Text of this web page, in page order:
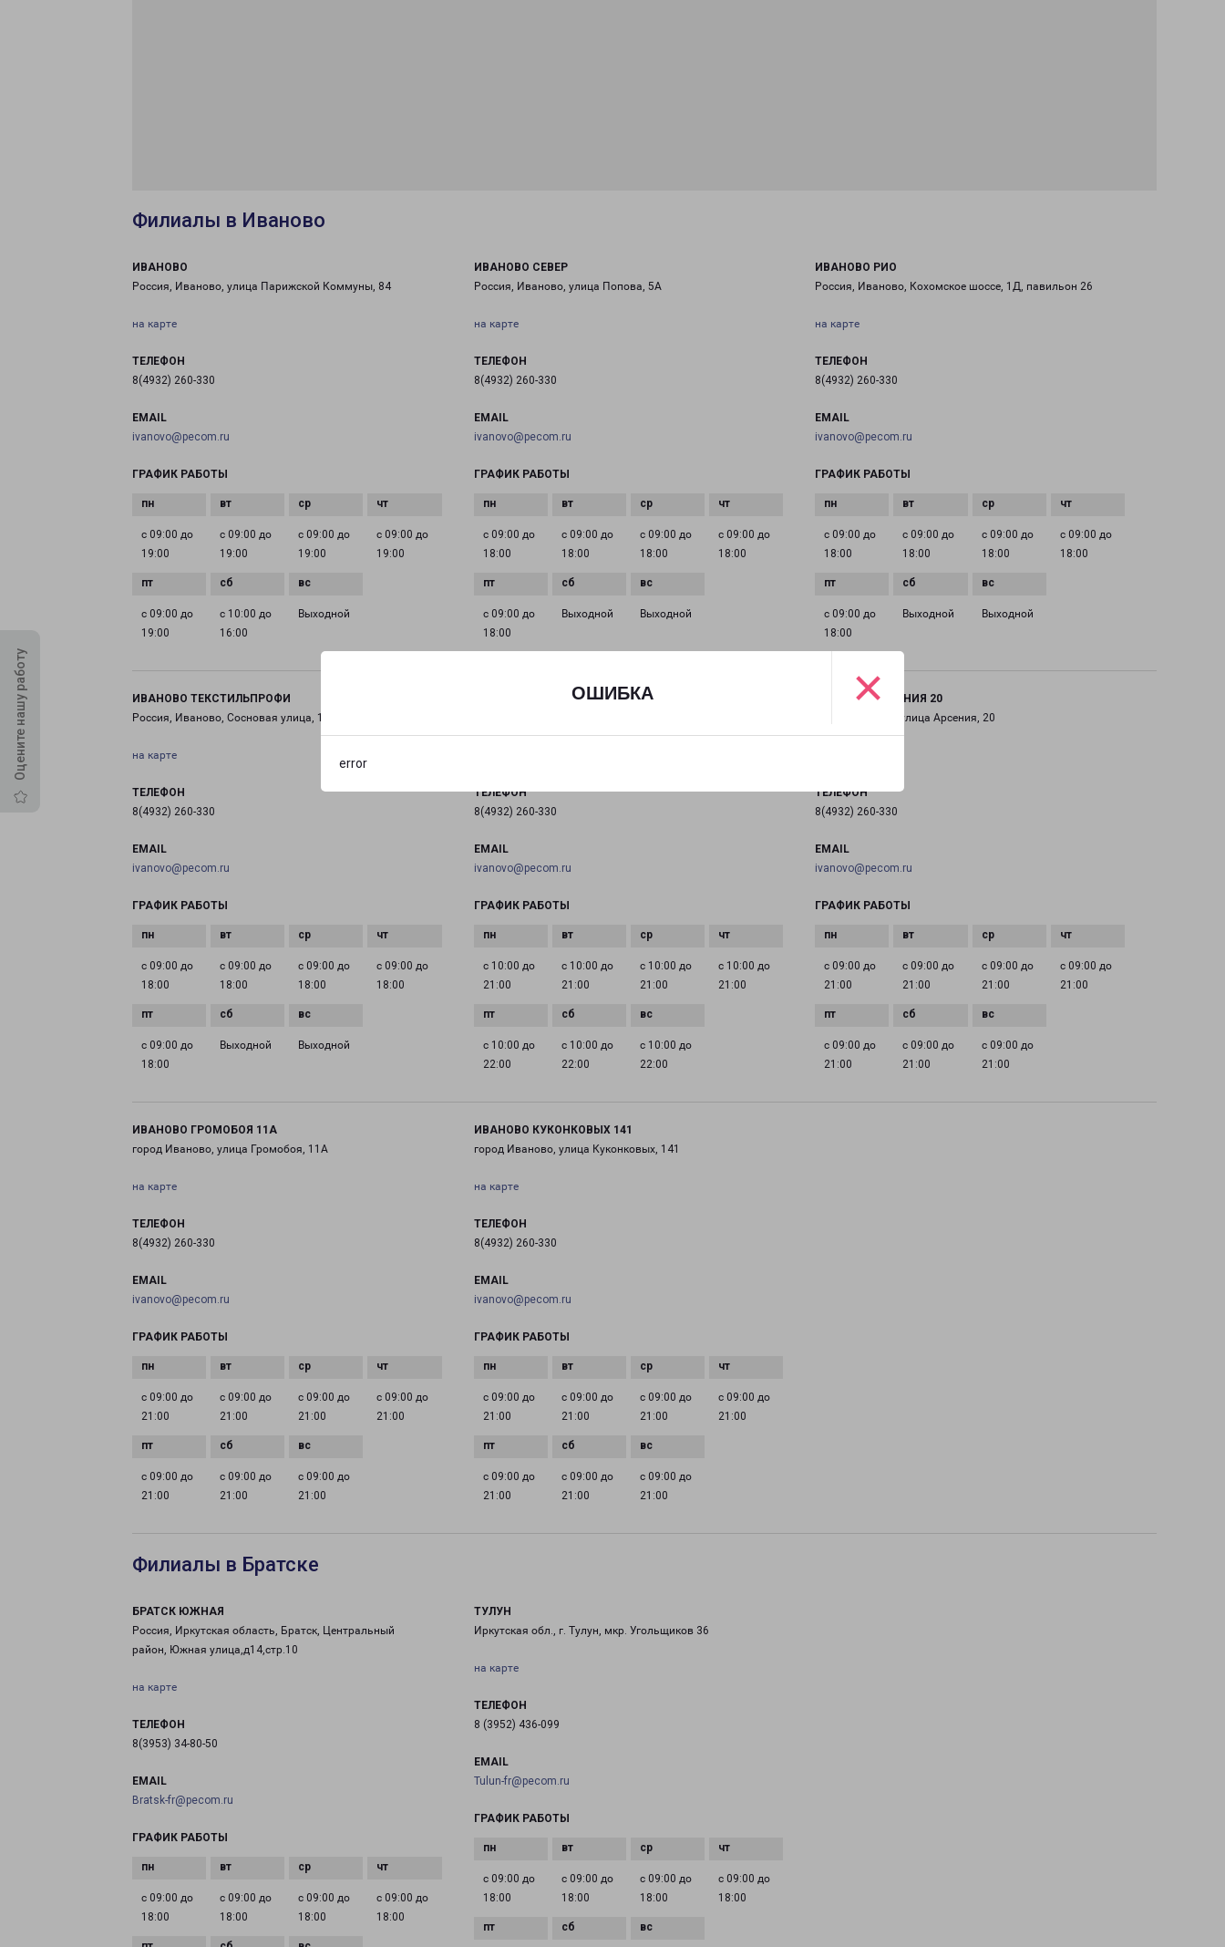
ОШИБКА
error
×
Оцените нашу работу
Филиалы в Иваново
ИВАНОВО
Россия, Иваново, улица Парижской Коммуны, 84
на карте
ТЕЛЕФОН
8(4932) 260-330
EMAIL
ivanovo@pecom.ru
ГРАФИК РАБОТЫ
с 09:00 до
19:00
с 09:00 до
19:00
с 09:00 до
19:00
с 09:00 до
19:00
с 09:00 до
19:00
с 10:00 до
16:00
Выходной
ИВАНОВО СЕВЕР
Россия, Иваново, улица Попова, 5А
на карте
ТЕЛЕФОН
8(4932) 260-330
EMAIL
ivanovo@pecom.ru
ГРАФИК РАБОТЫ
с 09:00 до
18:00
с 09:00 до
18:00
с 09:00 до
18:00
с 09:00 до
18:00
с 09:00 до
18:00
Выходной Выходной
ИВАНОВО РИО
Россия, Иваново, Кохомское шоссе, 1Д, павильон 26
на карте
ТЕЛЕФОН
8(4932) 260-330
EMAIL
ivanovo@pecom.ru
ГРАФИК РАБОТЫ
с 09:00 до
18:00
с 09:00 до
18:00
с 09:00 до
18:00
с 09:00 до
18:00
с 09:00 до
18:00
Выходной Выходной
ИВАНОВО ТЕКСТИЛЬПРОФИ
Россия, Иваново, Сосновая улица, 1 пав. 1012
на карте
ТЕЛЕФОН
8(4932) 260-330
EMAIL
ivanovo@pecom.ru
ГРАФИК РАБОТЫ
с 09:00 до
18:00
с 09:00 до
18:00
с 09:00 до
18:00
с 09:00 до
18:00
с 09:00 до
18:00
Выходной Выходной
ИВАНОВО 8 МАРТА 32
ТЕЛЕФОН
8(4932) 260-330
EMAIL
ivanovo@pecom.ru
ГРАФИК РАБОТЫ
с 10:00 до
21:00
с 10:00 до
21:00
с 10:00 до
21:00
с 10:00 до
21:00
с 10:00 до
22:00
с 10:00 до
22:00
с 10:00 до
22:00
ИВАНОВО АРСЕНИЯ 20
город Иваново, улица Арсения, 20
ТЕЛЕФОН
8(4932) 260-330
EMAIL
ivanovo@pecom.ru
ГРАФИК РАБОТЫ
с 09:00 до
21:00
с 09:00 до
21:00
с 09:00 до
21:00
с 09:00 до
21:00
с 09:00 до
21:00
с 09:00 до
21:00
с 09:00 до
21:00
ИВАНОВО ГРОМОБОЯ 11А
город Иваново, улица Громобоя, 11А
на карте
ТЕЛЕФОН
8(4932) 260-330
EMAIL
ivanovo@pecom.ru
ГРАФИК РАБОТЫ
с 09:00 до
21:00
с 09:00 до
21:00
с 09:00 до
21:00
с 09:00 до
21:00
с 09:00 до
21:00
с 09:00 до
21:00
с 09:00 до
21:00
ИВАНОВО КУКОНКОВЫХ 141
город Иваново, улица Куконковых, 141
на карте
ТЕЛЕФОН
8(4932) 260-330
EMAIL
ivanovo@pecom.ru
ГРАФИК РАБОТЫ
с 09:00 до
21:00
с 09:00 до
21:00
с 09:00 до
21:00
с 09:00 до
21:00
с 09:00 до
21:00
с 09:00 до
21:00
с 09:00 до
21:00
Филиалы в Братске
БРАТСК ЮЖНАЯ
Россия, Иркутская область, Братск, Центральный
район, Южная улица,д14,стр.10
на карте
ТЕЛЕФОН
8(3953) 34-80-50
EMAIL
Bratsk-fr@pecom.ru
ГРАФИК РАБОТЫ
с 09:00 до
18:00
с 09:00 до
18:00
с 09:00 до
18:00
с 09:00 до
18:00
ТУЛУН
Иркутская обл., г. Тулун, мкр. Угольщиков 36
на карте
ТЕЛЕФОН
8 (3952) 436-099
EMAIL
Tulun-fr@pecom.ru
ГРАФИК РАБОТЫ
с 09:00 до
18:00
с 09:00 до
18:00
с 09:00 до
18:00
с 09:00 до
18:00